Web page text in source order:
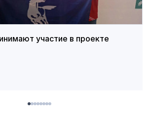
участие в проекте